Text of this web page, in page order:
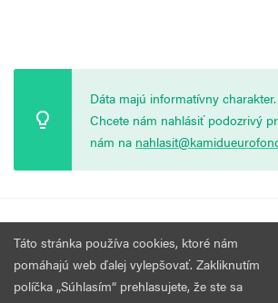
Dáta majú informatívny
Chcete nám nahlásiť podozrivý
nám na
Všetky práva vyhradené.
Táto stránka používa cookies, ktoré nám
pomáhajú web ďalej vylepšovať. Zakliknutím
políčka „Súhlasím“ prehlasujete, že ste sa